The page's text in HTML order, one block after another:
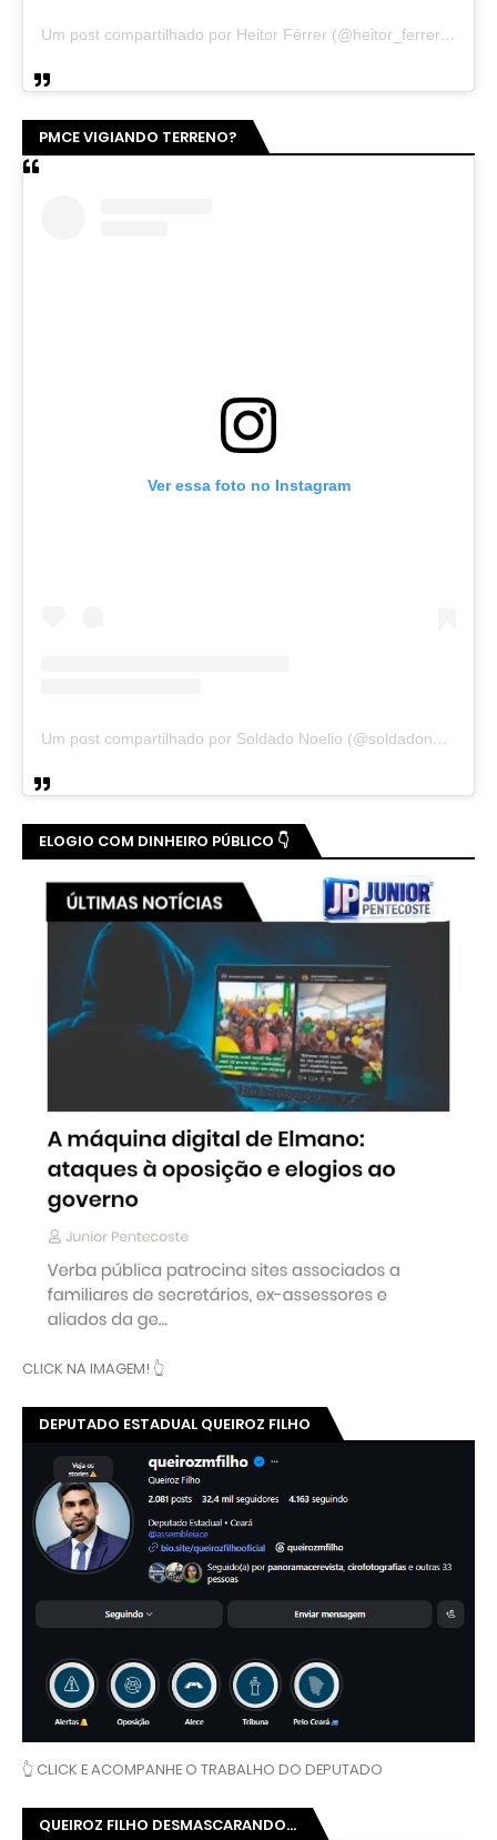
Um post compartilhado por Heitor Férrer (@heitor_ferrer77)
PMCE VIGIANDO TERRENO?
Ver essa foto no Instagram
Um post compartilhado por Soldado Noelio (@soldadonoelio)
ELOGIO COM DINHEIRO PÚBLICO 👇
CLICK NA IMAGEM! 👆
DEPUTADO ESTADUAL QUEIROZ FILHO
👆 CLICK E ACOMPANHE O TRABALHO DO DEPUTADO
QUEIROZ FILHO DESMASCARANDO...